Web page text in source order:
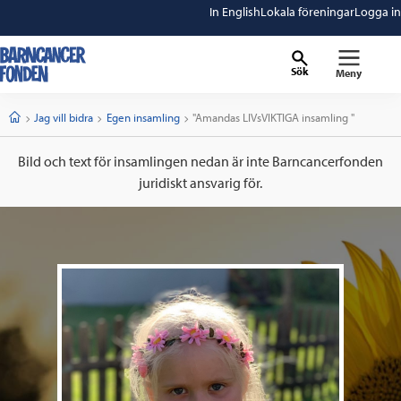
In EnglishLokala föreningarLogga in
Sök Meny
StartJag vill bidra Egen insamling Current:
"Amandas LIVsVIKTIGA insamling "
Bild och text för insamlingen nedan är inte Barncancerfonden
juridiskt ansvarig för.